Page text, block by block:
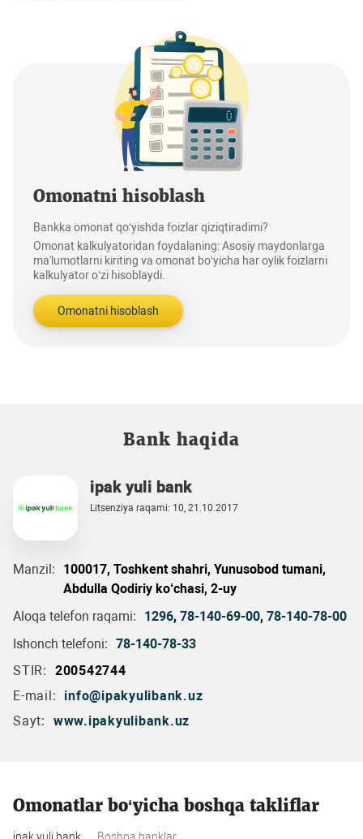
Omonatni hisoblash
Bankka omonat qo‘yishda foizlar qiziqtiradimi?
Omonat kalkulyatoridan foydalaning: Asosiy maydonlarga
ma'lumotlarni kiriting va omonat bo‘yicha har oylik foizlarni
kalkulyator o‘zi hisoblaydi.
Omonatni hisoblash
Bank haqida
ipak yuli bank
Litsenziya raqami: 10, 21.10.2017
Manzil:
100017, Toshkent shahri, Yunusobod tumani,
Abdulla Qodiriy ko‘chasi, 2-uy
Aloqa telefon raqami:
1296, 78-140-69-00, 78-140-78-00
Ishonch telefoni: 78-140-78-33
STIR:
200542744
E-mail:
info@ipakyulibank.uz
Sayt:
www.ipakyulibank.uz
Omonatlar bo‘yicha boshqa takliflar